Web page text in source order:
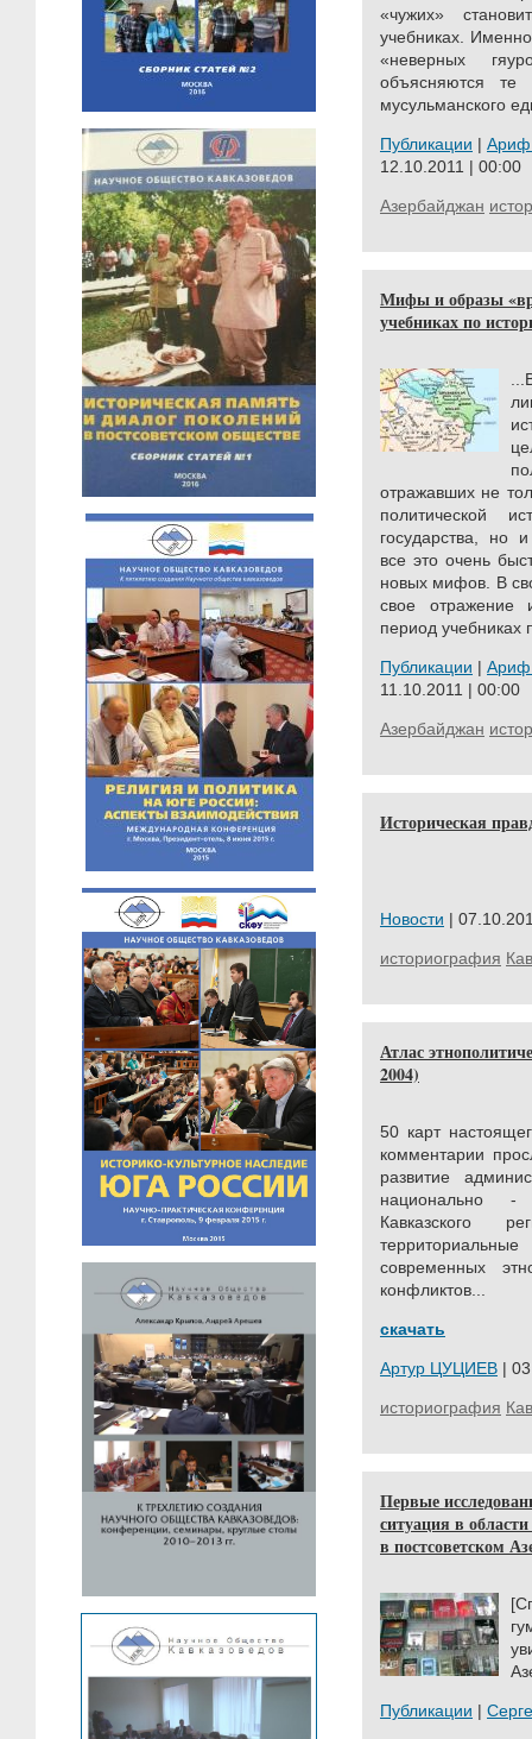
«чужих»
учебниках.
«неверных
объясняются
мусульманского
Публикации |
12.10.2011 | 00:00
Азербайджан
Мифы и образы
учебниках по
отражавших не
политической
государства, но
все это очень
новых мифов. В
свое отражение
период учебниках
Публикации |
11.10.2011 | 00:00
Азербайджан
Историческая
Новости |
историография
Атлас
2004)
50 карт
комментарии
развитие
национально -
Кавказского
современных
конфликтов...
скачать
Артур ЦУЦИЕВ |
историография
Первые
ситуация в
в постсоветском
Публикации |